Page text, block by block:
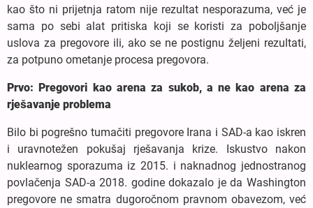
kao što ni prijetnja ratom nije rezultat nesporazuma, već je
sama po sebi alat pritiska koji se koristi za poboljšanje
uslova za pregovore ili, ako se ne postignu željeni rezultati,
za potpuno ometanje procesa pregovora.
Prvo: Pregovori kao arena za sukob, a ne kao arena za
rješavanje problema
Bilo bi pogrešno tumačiti pregovore Irana i SAD-a kao iskren
i uravnotežen pokušaj rješavanja krize. Iskustvo nakon
nuklearnog sporazuma iz 2015. i naknadnog jednostranog
povlačenja SAD-a 2018. godine dokazalo je da Washington
pregovore ne smatra dugoročnom pravnom obavezom, već